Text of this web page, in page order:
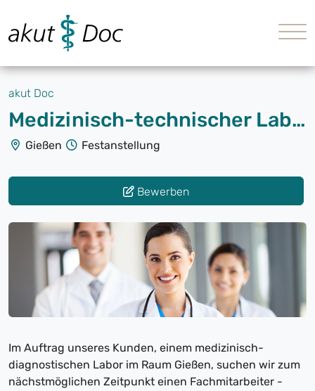
akut Doc
Medizinisch-technischer Laborassistent (m/w/d)
Gießen Festanstellung
Bewerben
Im Auftrag unseres Kunden, einem medizinisch-
diagnostischen Labor im Raum Gießen, suchen wir zum
nächstmöglichen Zeitpunkt einen Fachmitarbeiter -